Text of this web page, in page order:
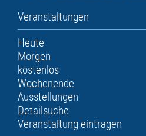
Veranstaltungen
Heute
Morgen
kostenlos
Wochenende
Ausstellungen
Detailsuche
Veranstaltung eintragen